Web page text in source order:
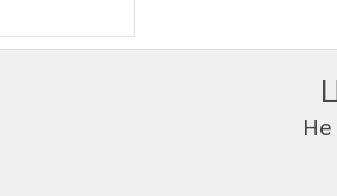
Не